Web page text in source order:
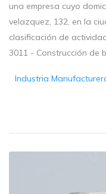
una empresa cuyo
velazquez, 132, en la
clasificación de
3011 - Construcción de
Industria